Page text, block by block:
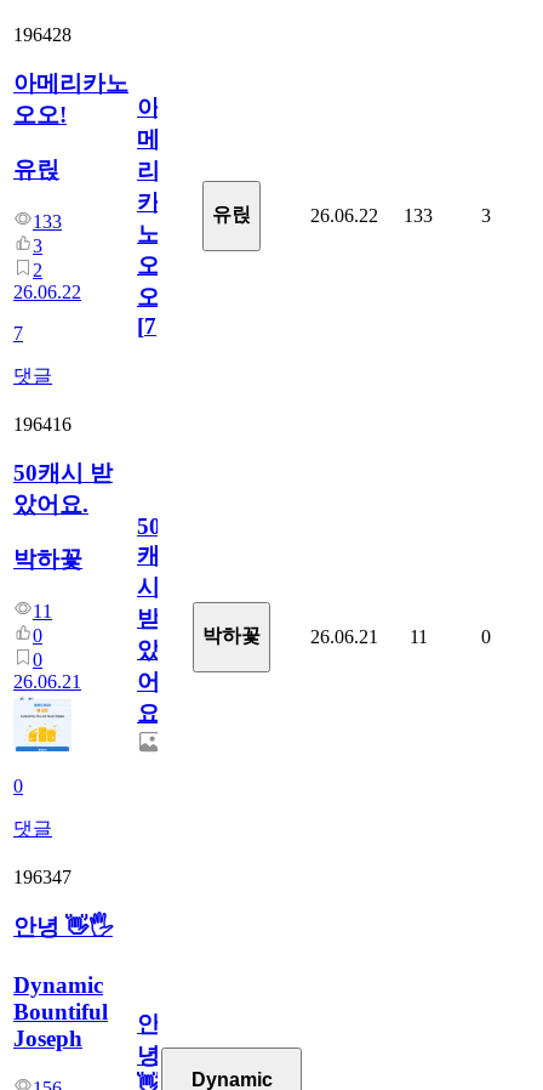
196428
아메리카노
오오!
유릱
133
3
2
26.06.22
7
댓글
아
메
리
카
노
오
오!
[7]
유릱 26.06.22 133 3
196416
50캐시 받
았어요.
박하꽃
11
0
0
26.06.21
0
댓글
50
캐
시
받
았
어
요.
박하꽃 26.06.21 11 0
196347
안녕 👋🖐
Dynamic
Bountiful
Joseph
안
녕
👋
Dynamic